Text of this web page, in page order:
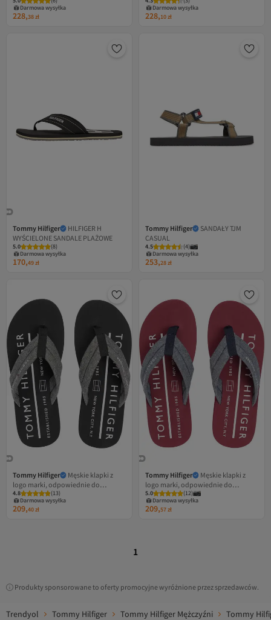
FM0FM05798 YBS
Darmowa wysyłka
228,38zł
FM0FM05801 BDS
Darmowa wysyłka
228,10zł
Tommy Hilfiger
HILFIGER H
WYŚCIELONE SANDALE PLAŻOWE
5.0 (8)
Darmowa wysyłka
170,49zł
Tommy Hilfiger
SANDAŁY TJM
CASUAL
4.5 (4)
Darmowa wysyłka
253,28zł
Tommy Hilfiger
Męskie klapki z
logo marki, odpowiednie do
codziennego użytku, czarne
FM0FM05751 BDS
4.8 (13)
Darmowa wysyłka
209,40zł
Tommy Hilfiger
Męskie klapki z
logo marki, odpowiednie do
codziennego użytku, w kolorze
granatowym FM0FM05751 DW5
5.0 (12)
Darmowa wysyłka
209,57zł
1
Produkty sponsorowane to oferty promocyjne wyróżnione przez sprzedawców.
Trendyol Tommy Hilfiger Tommy Hilfiger Mężczyźni Tommy